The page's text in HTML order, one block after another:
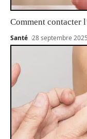
Comment contacter
Santé 28 septembre 2025